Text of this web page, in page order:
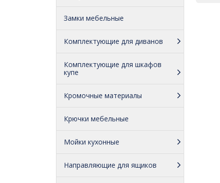
Замки мебельные
Комплектующие для диванов
Комплектующие для шкафов
купе
Кромочные материалы
Крючки мебельные
Мойки кухонные
Направляющие для ящиков